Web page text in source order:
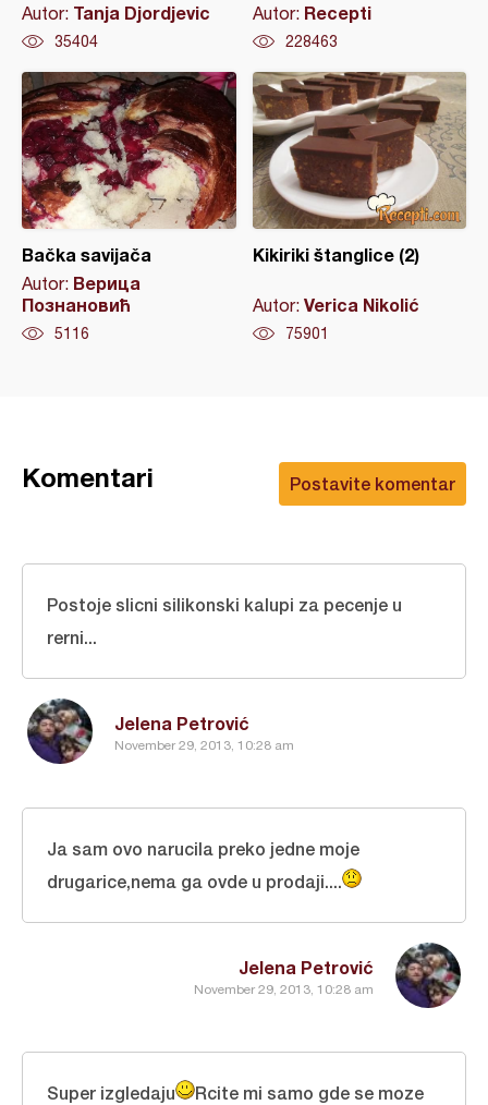
Autor: Tanja Djordjevic
35404
Autor: Recepti
228463
Bačka savijača
Autor: Верица
Познановић
5116
Kikiriki štanglice (2)
Autor: Verica Nikolić
75901
Postavite komentar
Komentari
Jelena Petrović
November 29, 2013, 10:28 am
Postoje slicni silikonski kalupi za pecenje u
rerni...
Jelena Petrović
November 29, 2013, 10:28 am
Ja sam ovo narucila preko jedne moje
drugarice,nema ga ovde u prodaji....
Super izgledaju
Rcite mi samo gde se moze